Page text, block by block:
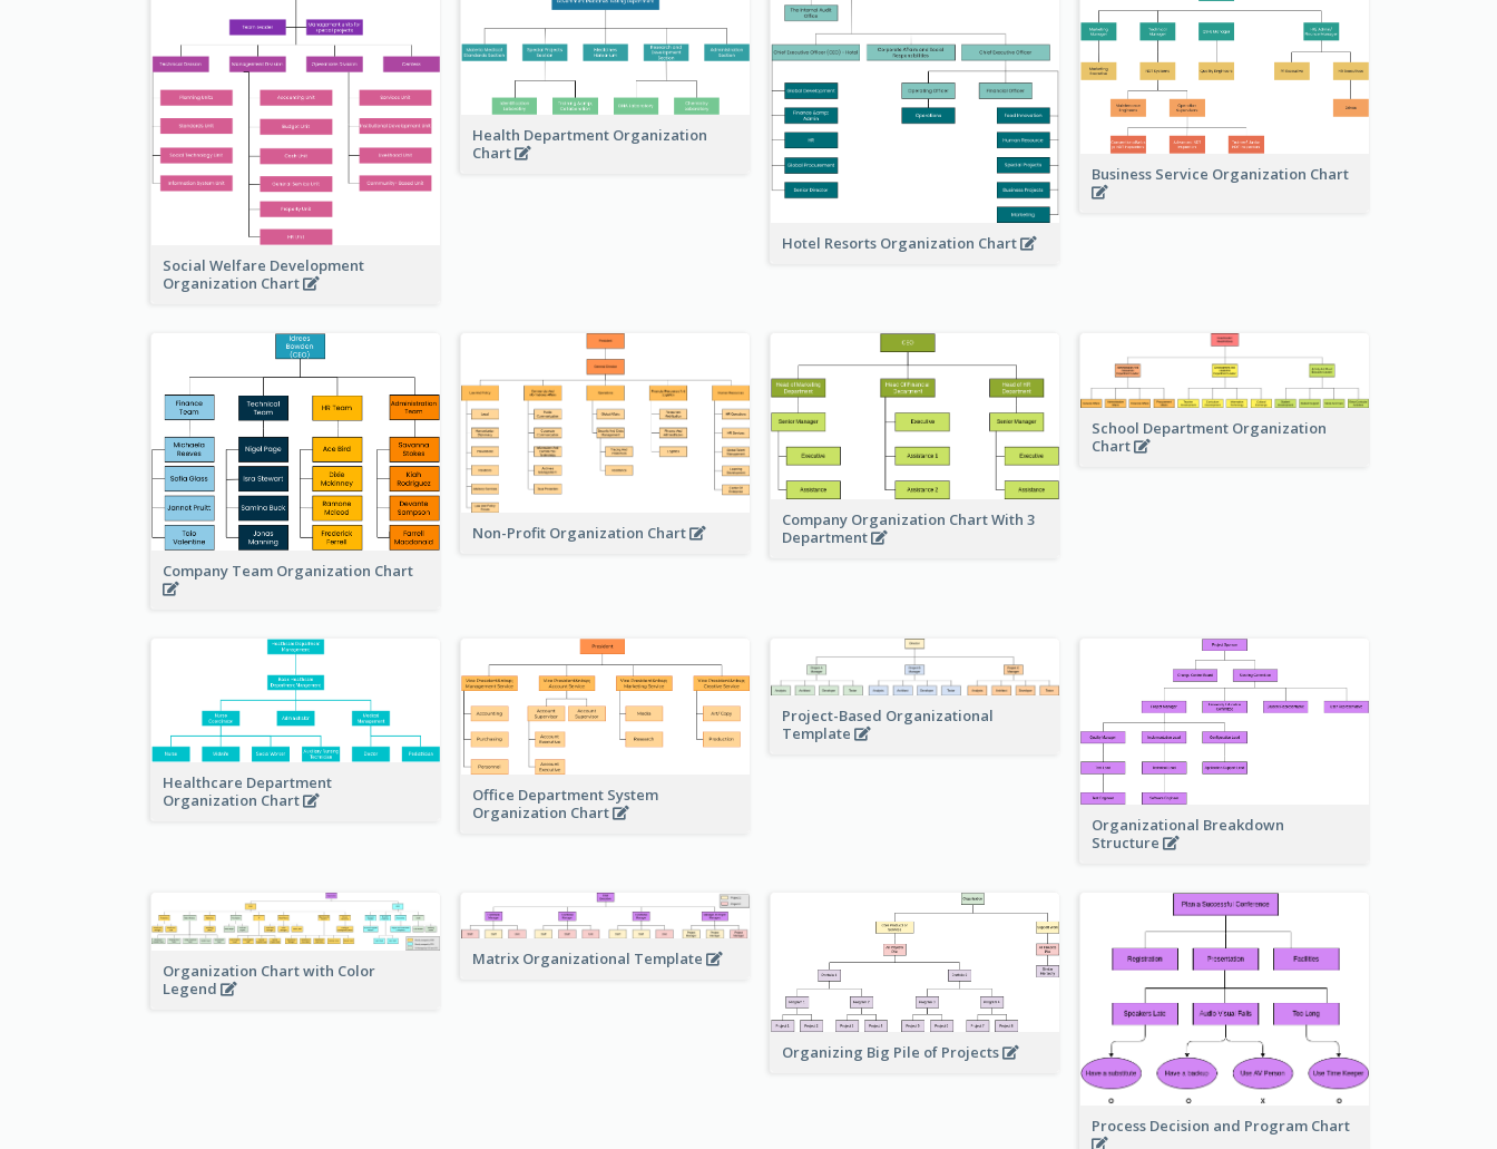
Social Welfare Development
Organization Chart
Health Department Organization
Chart
Hotel Resorts Organization Chart
Business Service Organization Chart
Company Team Organization Chart
Non-Profit Organization Chart
Company Organization Chart With 3
Department
School Department Organization
Chart
Healthcare Department
Organization Chart
Office Department System
Organization Chart
Project-Based Organizational
Template
Organizational Breakdown
Structure
Organization Chart with Color
Legend
Matrix Organizational Template
Organizing Big Pile of Projects
Process Decision and Program Chart